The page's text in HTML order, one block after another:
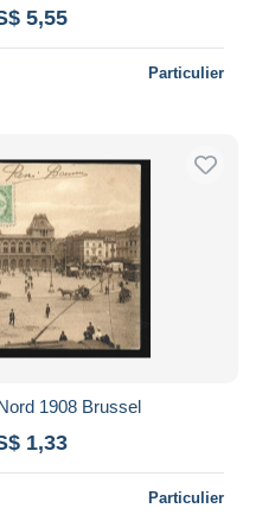
5,55
Particulier
1908 Brussel
1,33
Particulier